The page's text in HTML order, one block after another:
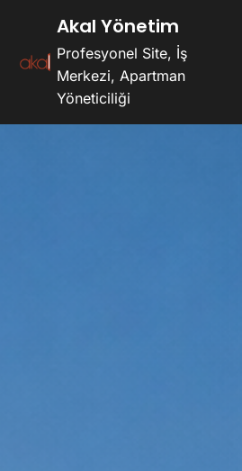
Akal Yönetim
Profesyonel Site, İş
Merkezi, Apartman
Yöneticiliği